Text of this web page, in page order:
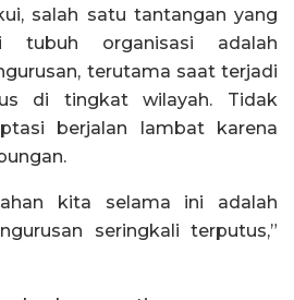
salah satu tantangan yang
tubuh organisasi adalah
terutama saat terjadi
di tingkat wilayah. Tidak
berjalan lambat karena
kita selama ini adalah
seringkali terputus,”